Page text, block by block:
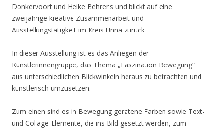
Donkervoort und Heike Behrens und blickt auf eine
zweijährige kreative Zusammenarbeit und
Ausstellungstätigkeit im Kreis Unna zurück.
In dieser Ausstellung ist es das Anliegen der
Künstlerinnengruppe, das Thema „Faszination Bewegung“
aus unterschiedlichen Blickwinkeln heraus zu betrachten und
künstlerisch umzusetzen.
Zum einen sind es in Bewegung geratene Farben sowie Text-
und Collage-Elemente, die ins Bild gesetzt werden, zum